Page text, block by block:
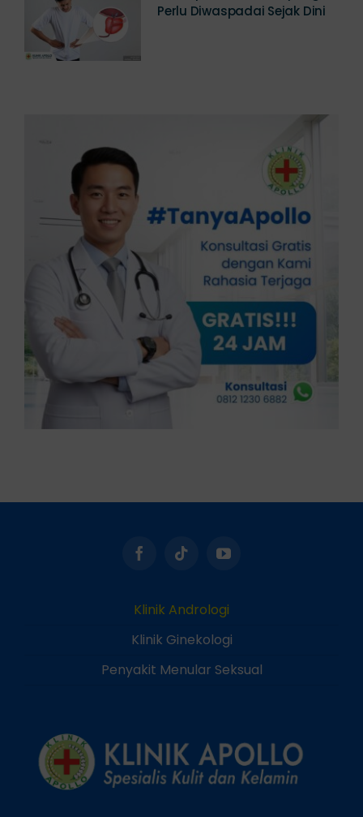
Perlu Diwaspadai Sejak Dini
Klinik Andrologi
Klinik Ginekologi
Penyakit Menular Seksual